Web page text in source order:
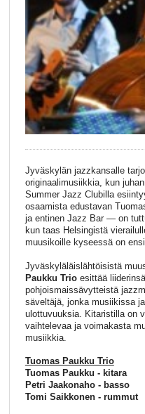
Jyväskylän jazzkansalle
originaalimusiikkia, kun
Summer Jazz Clubilla
osaamista edustavan
ja entinen Jazz Bar — on
kun taas Helsingistä
muusikoille kyseessä on
Jyväskyläläislähtöisistä
Paukku Trioesittää
pohjoismaissävytteistä
säveltäjä, jonka musiikissa
ulottuvuuksia. Kitaristilla on
vaihtelevaa ja voimakasta
musiikkia.
Tuomas Paukku Trio
Tuomas Paukku - kitara
Petri Jaakonaho - basso
Tomi Saikkonen - rummut